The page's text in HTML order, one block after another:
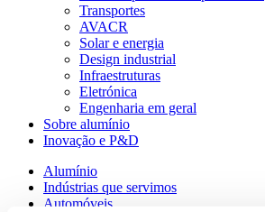
Transportes
AVACR
Solar e energia
Design industrial
Infraestruturas
Eletrónica
Engenharia em geral
Sobre alumínio
Inovação e P&D
Alumínio
Indústrias que servimos
Automóveis